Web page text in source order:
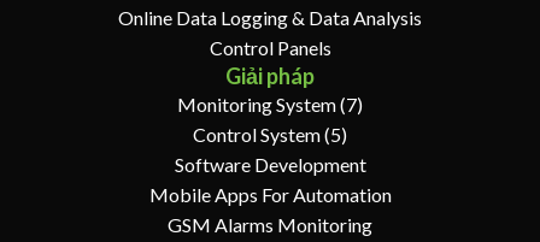
Online Data Logging & Data Analysis
Control Panels
Giải pháp
Monitoring System (7)
Control System (5)
Software Development
Mobile Apps For Automation
GSM Alarms Monitoring